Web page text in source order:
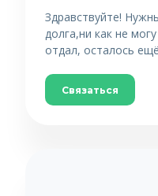
Здравствуйте!
долга,ни как не
отдал, осталось
Связаться